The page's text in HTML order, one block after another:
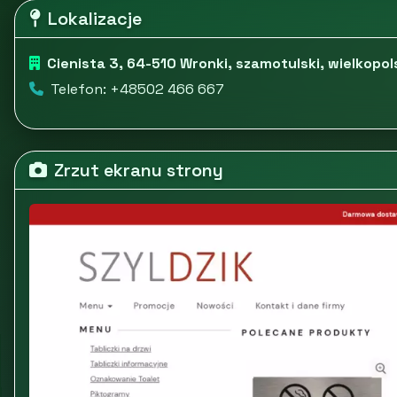
Lokalizacje
Cienista 3, 64-510 Wronki, szamotulski,
Telefon: +48502 466 667
Zrzut ekranu strony